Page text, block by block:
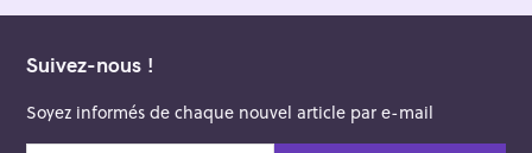
Suivez-nous !
Soyez informés de chaque nouvel article par e-mail